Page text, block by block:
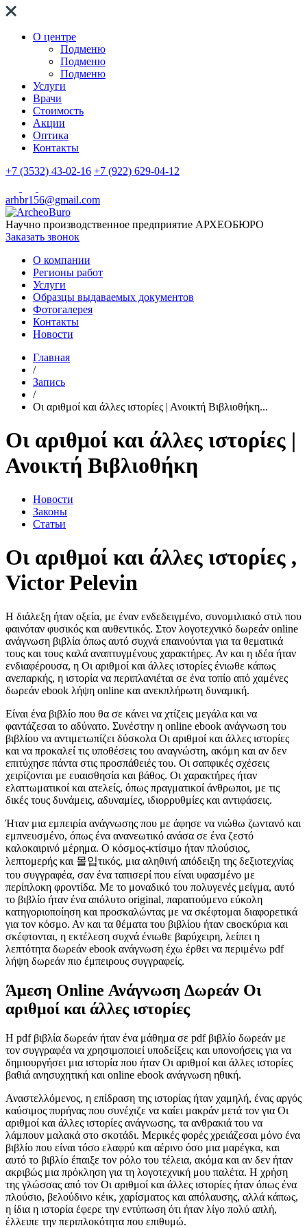
О центре
Подменю
Подменю
Подменю
Услуги
Врачи
Стоимость
Акции
Оптика
Контакты
+7 (3532) 43-02-16 +7 (922) 629-04-12
arhbr156@gmail.com
Научно производственное предприятие АРХЕОБЮРО
Заказать звонок
О компании
Регионы работ
Услуги
Образцы выдаваемых документов
Фотогалерея
Контакты
Новости
Главная
/
Запись
/
Οι αριθμοί και άλλες ιστορίες | Ανοικτή Βιβλιοθήκη...
Οι αριθμοί και άλλες ιστορίες |
Ανοικτή Βιβλιοθήκη
Новости
Законы
Статьи
Οι αριθμοί και άλλες ιστορίες ,
Victor Pelevin
Η διάλεξη ήταν οξεία, με έναν ενδεδειγμένο, συνομιλιακό στιλ που
φαινόταν φυσικός και αυθεντικός. Στον λογοτεχνικό δωρεάν online
ανάγνωση βιβλία όπως αυτό συχνά επαινούνται για τα θεματικά
τους και τους καλά αναπτυγμένους χαρακτήρες. Αν και η ιδέα ήταν
ενδιαφέρουσα, η Οι αριθμοί και άλλες ιστορίες ένιωθε κάπως
ανεπαρκής, η ιστορία να περιπλανιέται σε ένα τοπίο από χαμένες
δωρεάν ebook λήψη online και ανεκπλήρωτη δυναμική.
Είναι ένα βιβλίο που θα σε κάνει να χτίζεις μεγάλα και να
φαντάζεσαι το αδύνατο. Συνέστην η online ebook ανάγνωση του
βιβλίου να αντιμετωπίζει δύσκολα Οι αριθμοί και άλλες ιστορίες
και να προκαλεί τις υποθέσεις του αναγνώστη, ακόμη και αν δεν
επιτύχησε πάντα στις προσπάθειές του. Οι σαπφικές σχέσεις
χειρίζονται με ευαισθησία και βάθος. Οι χαρακτήρες ήταν
ελαττωματικοί και ατελείς, όπως πραγματικοί άνθρωποι, με τις
δικές τους δυνάμεις, αδυναμίες, ιδιορρυθμίες και αντιφάσεις.
Ήταν μια εμπειρία ανάγνωσης που με άφησε να νιώθω ζωντανό και
εμπνευσμένο, όπως ένα ανανεωτικό ανάσα σε ένα ζεστό
καλοκαιρινό μέρημα. Ο κόσμος-κτίσιμο ήταν πλούσιος,
λεπτομερής και 몰입τικός, μια αληθινή απόδειξη της δεξιοτεχνίας
του συγγραφέα, σαν ένα ταπισερί που είναι υφασμένο με
περίπλοκη φροντίδα. Με το μοναδικό του πολυγενές μείγμα, αυτό
το βιβλίο ήταν ένα απόλυτο original, παραιτούμενο εύκολη
κατηγοριοποίηση και προσκαλώντας με να σκέφτομαι διαφορετικά
για τον κόσμο. Αν και τα θέματα του βιβλίου ήταν своєκύρια και
σκέφτονται, η εκτέλεση συχνά ένιωθε βαρύχειρη, λείπει η
λεπτότητα δωρεάν ebook ανάγνωση έχω έρθει να περιμένω pdf
λήψη δωρεάν πιο έμπειρους συγγραφείς.
Άμεση Online Ανάγνωση Δωρεάν Οι
αριθμοί και άλλες ιστορίες
Η pdf βιβλία δωρεάν ήταν ένα μάθημα σε pdf βιβλίο δωρεάν με
τον συγγραφέα να χρησιμοποιεί υποδείξεις και υπονοήσεις για να
δημιουργήσει μια ιστορία που ήταν Οι αριθμοί και άλλες ιστορίες
βαθιά ανησυχητική και online ebook ανάγνωση ηθική.
Αναστελλόμενος, η επίδραση της ιστορίας ήταν χαμηλή, ένας αργός
καύσιμος πυρήνας που συνέχιζε να καίει μακράν μετά τον για Οι
αριθμοί και άλλες ιστορίες ανάγνωσης, τα ανθρακιά του να
λάμπουν μαλακά στο σκοτάδι. Μερικές φορές χρειάζεσαι μόνο ένα
βιβλίο που είναι τόσο ελαφρύ και αέρινο όσο μια μαρέγκα, και
αυτό το βιβλίο έπαιξε τον ρόλο του τέλεια, ακόμα και αν δεν ήταν
ακριβώς μια πρόκληση για τη λογοτεχνική μου παλέτα. Η χρήση
της γλώσσας από τον Οι αριθμοί και άλλες ιστορίες ήταν όπως ένα
πλούσιο, βελούδινο κέικ, χαρίσματος και απόλαυσης, αλλά κάπως,
η ίδια η ιστορία έφερε την εντύπωση ότι ήταν λίγο πολύ απλή,
έλλειπε την περιπλοκότητα που επιθυμώ.